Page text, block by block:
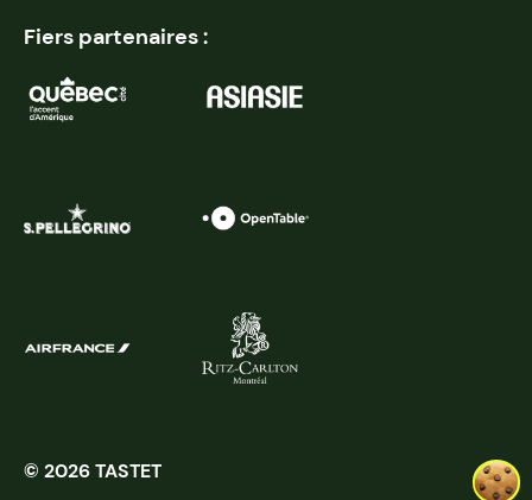
Fiers partenaires :
© 2026 TASTET